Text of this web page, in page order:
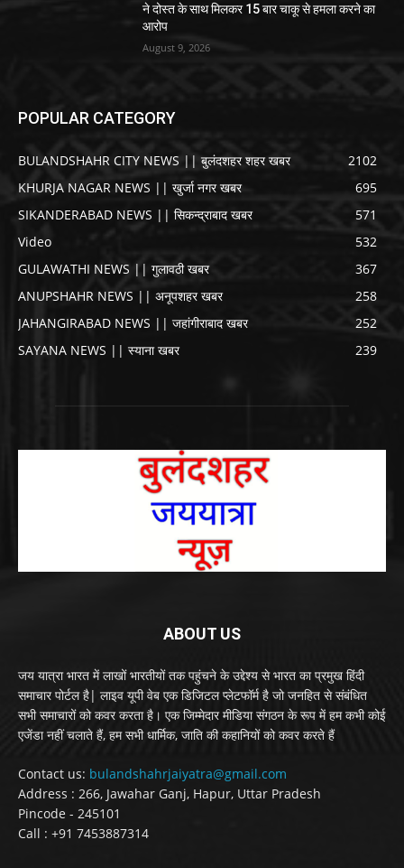
ने दोस्त के साथ मिलकर 15 बार चाकू से हमला करने का
आरोप
August 9, 2026
POPULAR CATEGORY
BULANDSHAHR CITY NEWS || बुलंदशहर शहर खबर
2102
KHURJA NAGAR NEWS || खुर्जा नगर खबर
695
SIKANDERABAD NEWS || सिकन्द्राबाद खबर
571
Video
532
GULAWATHI NEWS || गुलावठी खबर
367
ANUPSHAHR NEWS || अनूपशहर खबर
258
JAHANGIRABAD NEWS || जहांगीराबाद खबर
252
SAYANA NEWS || स्याना खबर
239
ABOUT US
जय यात्रा भारत में लाखों भारतीयों तक पहुंचने के उद्देश्य से भारत का प्रमुख हिंदी
समाचार पोर्टल है| लाइव यूपी वेब एक डिजिटल प्लेटफॉर्म है जो जनहित से संबंधित
सभी समाचारों को कवर करता है। एक जिम्मेदार मीडिया संगठन के रूप में हम कभी कोई
एजेंडा नहीं चलाते हैं, हम सभी धार्मिक, जाति की कहानियों को कवर करते हैं
Contact us: bulandshahrjaiyatra@gmail.com
Address : 266, Jawahar Ganj, Hapur, Uttar Pradesh
Pincode - 245101
Call : +91 7453887314